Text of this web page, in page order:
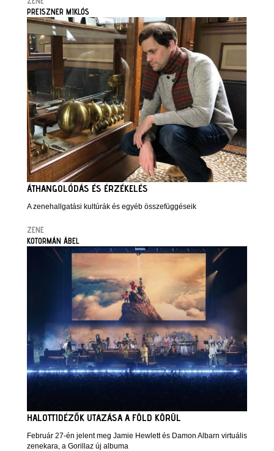
PREISZNER MIKLÓS
ÁTHANGOLÓDÁS ÉS ÉRZÉKELÉS
A zenehallgatási kultúrák és egyéb összefüggéseik
ZENE
KOTORMÁN ÁBEL
HALOTTIDÉZŐK UTAZÁSA A FÖLD KÖRÜL
Február 27-én jelent meg Jamie Hewlett és Damon Albarn virtuális
zenekara, a Gorillaz új albuma